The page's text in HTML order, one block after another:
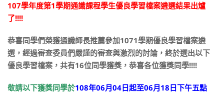
107學年度第1學期通識課程學生優良學習檔案遴選結果出爐
了!!!!
恭喜同學們榮獲通識師長推薦參加1071學期優良學習檔案遴
選，經過審查委員們嚴謹的審查與激烈的討論，終於選出以下
優良學習檔案，共有16位同學獲獎，恭喜各位獲獎同學!!!!
敬請以下獲獎同學於108年06月04日起至06月18日下午五點